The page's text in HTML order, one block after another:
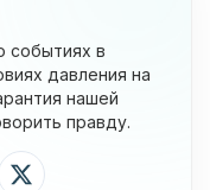
событиях в
давления на
нашей
правду.